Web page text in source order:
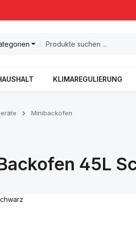
KLIMAREGULIERUNG
Minibacköfen
45L